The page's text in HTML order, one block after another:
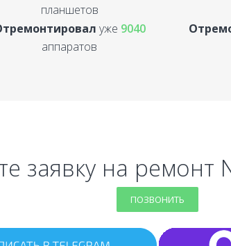
планшетов
уже 9040
аппаратов
заявку на ремонт
ПОЗВОНИТЬ